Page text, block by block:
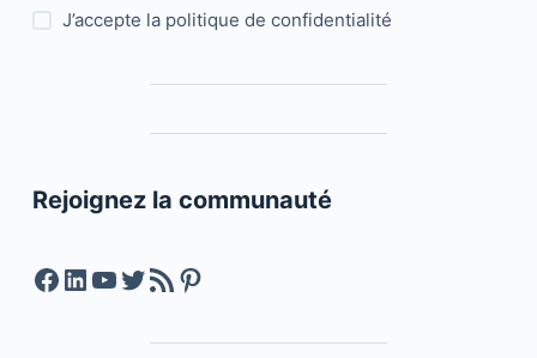
J’accepte la politique de confidentialité
Rejoignez la communauté
Facebook
LinkedIn
YouTube
Twitter
Feed RSSPinterest